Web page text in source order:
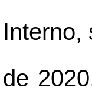
Interno,
de